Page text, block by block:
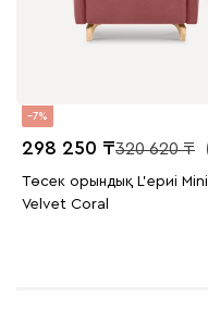
7
298 250 320 620
Төсек орындық L'ериi Mini
Velvet Coral